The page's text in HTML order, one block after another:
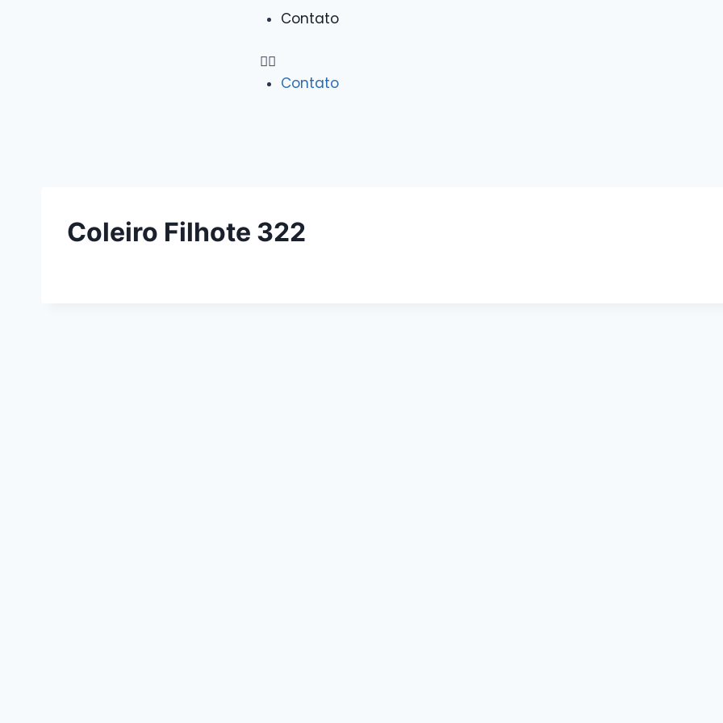
Contato
Contato
Coleiro Filhote 322